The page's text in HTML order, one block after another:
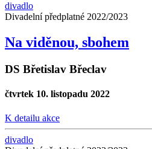
divadlo
Divadelní předplatné 2022/2023
Na viděnou, sbohem
DS Břetislav Břeclav
čtvrtek 10. listopadu 2022
K detailu akce
divadlo